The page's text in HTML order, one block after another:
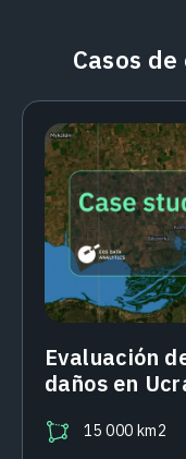
Casos
Evaluación
daños en
15 000 km2